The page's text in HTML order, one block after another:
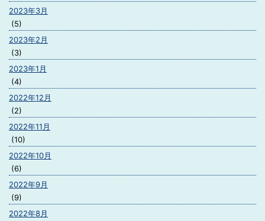
2023年3月
(5)
2023年2月
(3)
2023年1月
(4)
2022年12月
(2)
2022年11月
(10)
2022年10月
(6)
2022年9月
(9)
2022年8月